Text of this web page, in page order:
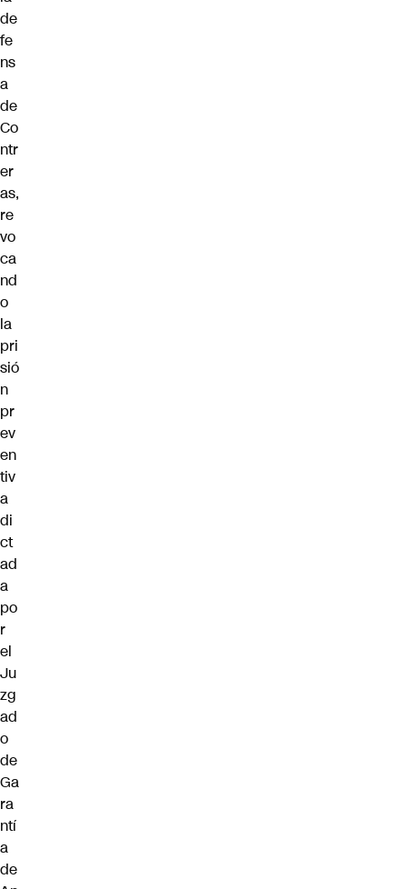
de
fe
ns
a
de
Co
ntr
er
as,
re
vo
ca
nd
o
la
pri
sió
n
pr
ev
en
tiv
a
di
ct
ad
a
po
r
el
Ju
zg
ad
o
de
Ga
ra
ntí
a
de